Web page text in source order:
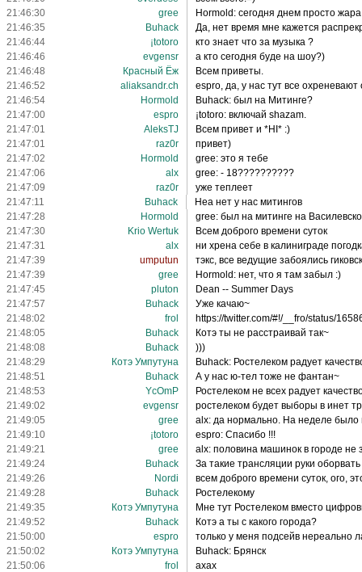
21:46:30
gree
Hormold: сегодня днем просто жара
21:46:35
Buhack
Да, нет время мне кажется
21:46:44
¡totoro
кто знает что за музыка ?
21:46:46
evgensr
а кто сегодня буде на шоу?)
21:46:48
Красный Ёж
Всем приветы.
21:46:52
aliaksandr.ch
espro, да, у нас тут все охреневают
21:46:54
Hormold
Buhack: был на Митинге?
21:47:00
espro
¡totoro: включай shazam.
21:47:01
AleksTJ
Всем привет и *HI* :)
21:47:01
raz0r
привет)
21:47:02
Hormold
gree: это я тебе
21:47:06
alx
gree: - 18??????????
21:47:09
raz0r
уже теплеет
21:47:11
Buhack
Неа нет у нас митингов
21:47:28
Hormold
gree: был на митинге на
21:47:30
Krio Wertuk
Всем доброго времени суток
21:47:31
alx
ни хрена себе в калиниграде
21:47:39
umputun
тэкс, все ведущие забоялись
21:47:39
gree
Hormold: нет, что я там забыл :)
21:47:45
pluton
Dean -- Summer Days
21:47:57
Buhack
Уже качаю~
21:48:02
frol
https://twitter.com/#!/__fro/status/
21:48:05
Buhack
Котэ ты не расстраивай так~
21:48:08
Buhack
)))
21:48:29
Котэ Умпутуна
Buhack: Ростелеком радует
21:48:51
Buhack
А у нас ю-тел тоже не фантан~
21:48:53
YcOmP
Ростелеком не всех радует
21:49:02
evgensr
ростелеком будет выборы в инет
21:49:05
gree
alx: да нормально. На неделе
21:49:10
¡totoro
espro: Спасибо !!!
21:49:21
gree
alx: половина машинок в городе не
21:49:24
Buhack
За такие трансляции руки
21:49:26
Nordi
всем доброго времени суток, ого,
21:49:28
Buhack
Ростелекому
21:49:35
Котэ Умпутуна
Мне тут Ростелеком вместо
21:49:52
Buhack
Котэ а ты с какого города?
21:50:00
espro
только у меня подсейв нереально
21:50:02
Котэ Умпутуна
Buhack: Брянск
21:50:06
frol
ахах